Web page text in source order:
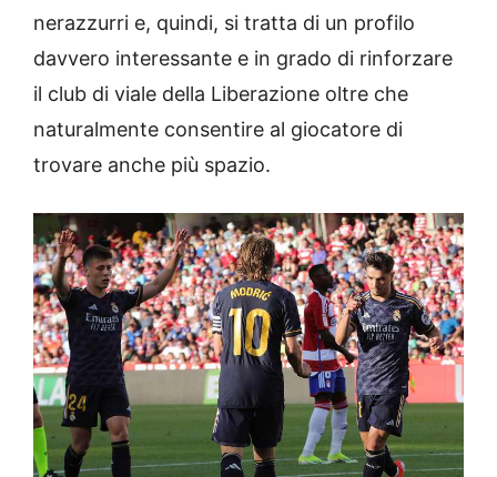
nerazzurri e, quindi, si tratta di un profilo
davvero interessante e in grado di rinforzare
il club di viale della Liberazione oltre che
naturalmente consentire al giocatore di
trovare anche più spazio.